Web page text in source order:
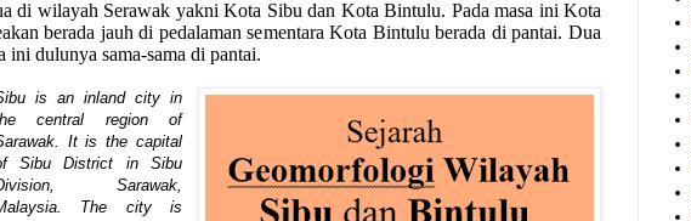
di wilayah Serawak yakni Kota Sibu dan Kota Bintulu. Pada masa ini Kota
berada jauh di pedalaman sementara Kota Bintulu berada di pantai. Dua
ini dulunya sama-sama di pantai.
is an inland city in
central region of
It is the capital
Sibu District in Sibu
Sarawak,
The city is